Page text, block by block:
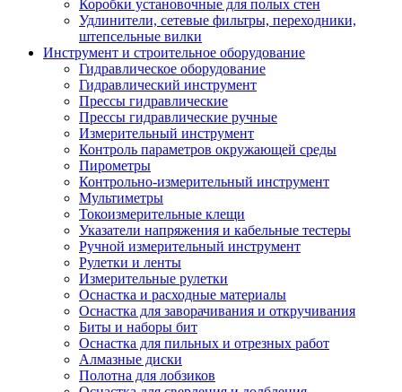
Коробки установочные для полых стен
Удлинители, сетевые фильтры, переходники,
штепсельные вилки
Инструмент и строительное оборудование
Гидравлическое оборудование
Гидравлический инструмент
Прессы гидравлические
Прессы гидравлические ручные
Измерительный инструмент
Контроль параметров окружающей среды
Пирометры
Контрольно-измерительный инструмент
Мультиметры
Токоизмерительные клещи
Указатели напряжения и кабельные тестеры
Ручной измерительный инструмент
Рулетки и ленты
Измерительные рулетки
Оснастка и расходные материалы
Оснастка для заворачивания и откручивания
Биты и наборы бит
Оснастка для пильных и отрезных работ
Алмазные диски
Полотна для лобзиков